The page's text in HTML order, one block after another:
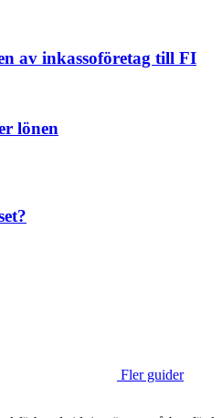
av inkassoföretag till FI
lönen
Fler guider